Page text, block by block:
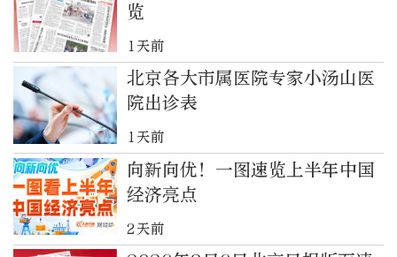
览
1天前
北京各大市属医院专家小汤山医
院出诊表
1天前
向新向优！一图速览上半年中国
经济亮点
2天前